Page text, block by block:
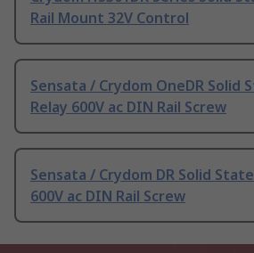
Rail Mount 32V Control
Sensata / Crydom OneDR
Relay 600V ac DIN Rail Screw
Sensata / Crydom DR Solid
600V ac DIN Rail Screw